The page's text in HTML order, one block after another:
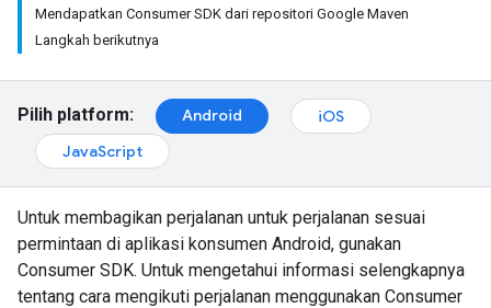
Mendapatkan Consumer SDK dari repositori Google Maven
Langkah berikutnya
Pilih platform: Android
iOS
JavaScript
Untuk membagikan perjalanan untuk perjalanan sesuai
permintaan di aplikasi konsumen Android, gunakan
Consumer SDK. Untuk mengetahui informasi selengkapnya
tentang cara mengikuti perjalanan menggunakan Consumer